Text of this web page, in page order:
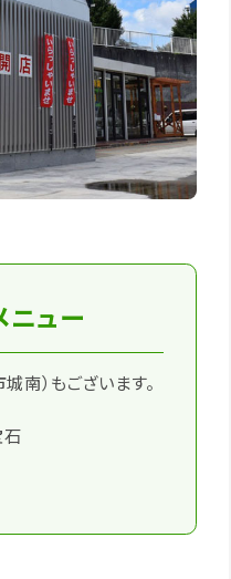
ニュー
南）もございます。
石